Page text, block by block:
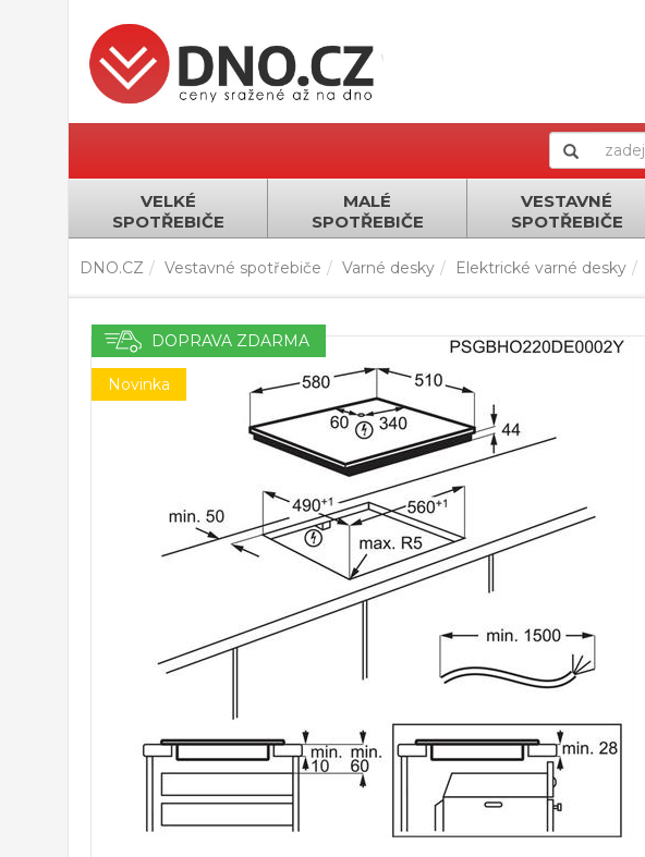
VELKÉ
SPOTŘEBIČE
MALÉ
SPOTŘEBIČE
VESTAVNÉ
SPOTŘEBIČE
DNO.CZ Vestavné spotřebiče Varné desky Elektrické varné desky
DOPRAVA ZDARMA
Novinka